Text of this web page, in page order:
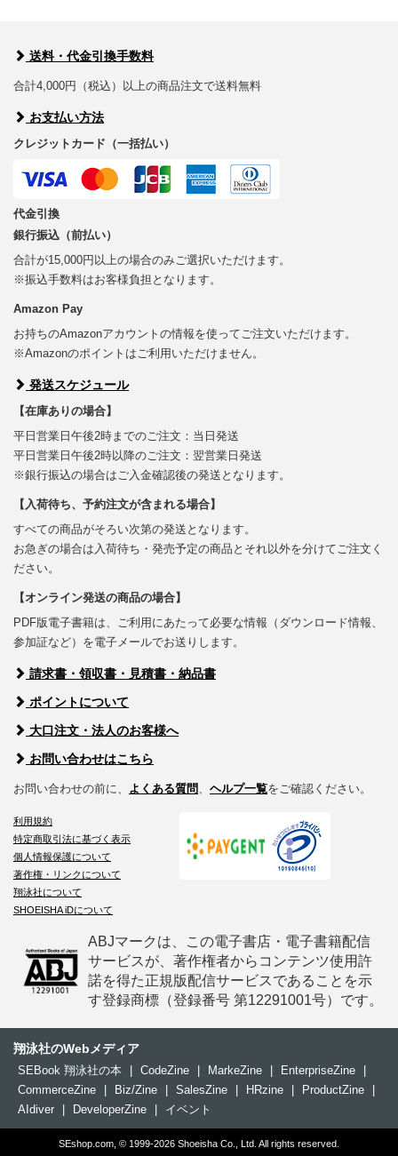
送料・代金引換手数料
合計4,000円（税込）以上の商品注文で送料無料
お支払い方法
クレジットカード（一括払い）
代金引換
銀行振込（前払い）
合計が15,000円以上の場合のみご選択いただけます。
※振込手数料はお客様負担となります。
Amazon Pay
お持ちのAmazonアカウントの情報を使ってご注文いただけます。
※Amazonのポイントはご利用いただけません。
発送スケジュール
【在庫ありの場合】
平日営業日午後2時までのご注文：当日発送
平日営業日午後2時以降のご注文：翌営業日発送
※銀行振込の場合はご入金確認後の発送となります。
【入荷待ち、予約注文が含まれる場合】
すべての商品がそろい次第の発送となります。
お急ぎの場合は入荷待ち・発売予定の商品とそれ以外を分けてご注文く
ださい。
【オンライン発送の商品の場合】
PDF版電子書籍は、ご利用にあたって必要な情報（ダウンロード情報、
参加証など）を電子メールでお送りします。
請求書・領収書・見積書・納品書
ポイントについて
大口注文・法人のお客様へ
お問い合わせはこちら
お問い合わせの前に、 よくある質問 ヘルプ一覧をご確認ください。
利用規約
特定商取引法に基づく表示
個人情報保護について
著作権・リンクについて
翔泳社について
SHOEISHA iDについて
ABJマークは、この電子書店・電子書籍配信
サービスが、著作権者からコンテンツ使用許
諾を得た正規版配信サービスであることを示
す登録商標（登録番号 第12291001号）です。
翔泳社のWebメディア
SEBook 翔泳社の本 CodeZine MarkeZine EnterpriseZine
CommerceZine
Biz/Zine SalesZine HRzine ProductZine
AIdiver
DeveloperZine イベント
SEshop.com, © 1999-2026 Shoeisha Co., Ltd. All rights reserved.